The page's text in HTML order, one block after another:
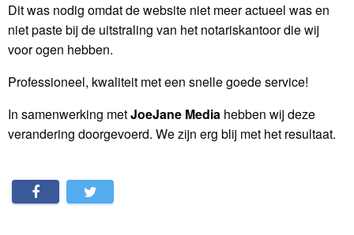
Dit was nodig omdat de website niet meer actueel was en
niet paste bij de uitstraling van het notariskantoor die wij
voor ogen hebben.
Professioneel, kwaliteit met een snelle goede service!
In samenwerking metJoeJane Media hebben wij deze
verandering doorgevoerd. We zijn erg blij met het resultaat.